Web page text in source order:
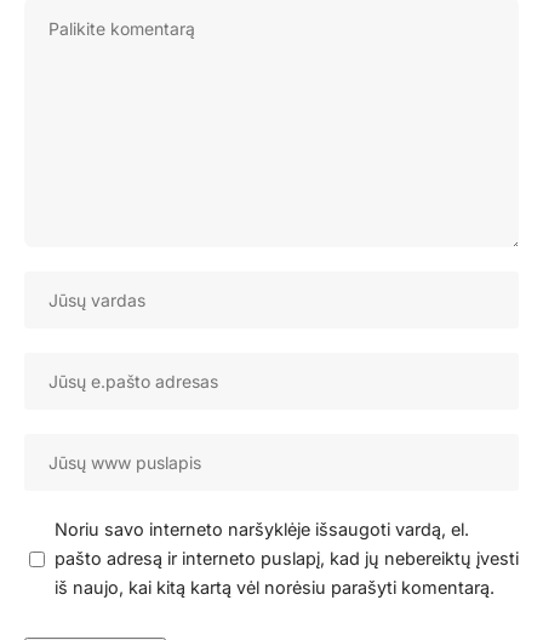
Noriu savo interneto naršyklėje išsaugoti vardą, el.
pašto adresą ir interneto puslapį, kad jų nebereiktų įvesti
iš naujo, kai kitą kartą vėl norėsiu parašyti komentarą.